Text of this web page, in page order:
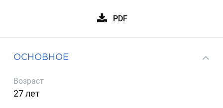
PDF
ОСНОВНОЕ
Возраст
27 лет